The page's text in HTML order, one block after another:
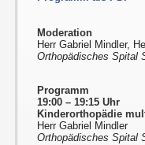
Moderation
Herr Gabriel Mindler,
Orthopädisches Spital
Programm
19:00 – 19:15 Uhr
Kinderorthopädie
Herr Gabriel Mindler
Orthopädisches Spital